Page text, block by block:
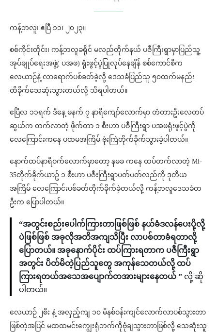
ကန့်ဘလူ၊ ဧပြီ ၁၁၊ ၂၀၂၃။
စစ်ကိုင်းတိုင်း၊ ကန့်ဘလူခရိုင် မလည်တိုက်နယ် ပဇီကြီးရွာမှာပြည်သူ့
အုပ်ချုပ်ရေးအဖွဲ့( ပအဖ) ရုံးဖွင့်ပွဲပြုလုပ်နေချိန် စစ်ကောင်စီက
လေယာဉ်နဲ့ လာရောက်ပစ်ခတ်ခဲ့လို့ ဒေသခံပြည်သူ ၅၀ထက်မနည်း
ထိခိုက်သေဆုံးသွားတယ်လို့ သိရပါတယ်။
ဧပြီလ ၁၁ရက် ဒီနေ့ မနက် ၇ နာရီကျော်လောက်မှာ တံတားဦးလေတပ်
ဆွယ်က တက်လာတဲ့ ဖိုက်တာ ၁ စီးဟာ ပဇီကြီးရွာ ပအဖရုံးဖွင့်ပွဲကို
လေကြောင်းကနေ ပထမအကြိမ် ဗုံးကြဲတိုက်ခိုက်သွားခဲ့ပါတယ်။
နောက်ထပ်နာရီဝက်လောက်မှာတော့ နမခ ကနေ ထပ်တက်လာတဲ့ Mi-
35တိုက်ခိုက်ယာဥ် ၁ စီးဟာ ပဇီးကြီးရွာပတ်ပတ်လည်ကို ဒုတိယ
အကြိမ် လေကြောင်းပစ်ခတ်တိုက်ခိုက်ခဲ့တယ်လို့ ကန့်ဘလူဒေသခံတ
ဦးက ပြောပါတယ်။
“အတွင်းစည်းပေါက်ကြားတာဖြစ်ဖြစ် နယ်ခံဒလန်ပေးပို့လို့
ပဲဖြစ်ဖြစ် အခုလိုအတိအကျသိပြီး လာပစ်တာခံရတာလို့
ပြောတယ်။ အခုနောက်ပိုင်း ထပ်ကြားရတာက ပဇီကြီးရွာ
အတွင်း ပိတ်မိတဲ့ပြည်သူတွေ အကုန်သေတယ်လို့ ထပ်
ကြားရတယ်အသေအပျောက်တအားများနေတယ် ” လို့ ဆို
ပါတယ်။
လေယာဉ် ၂စီး နဲ့ အလှည့်ကျ ၁၀ မိနစ်ဝန်းကျင်လောက်လာပစ်သွားတာ
ဖြစ်တဲ့အပြင် မထထမင်းကျွေးရုံဘက်ကိုဗုံချသွားတာဖြစ်လို့ သေဆုံးသူ